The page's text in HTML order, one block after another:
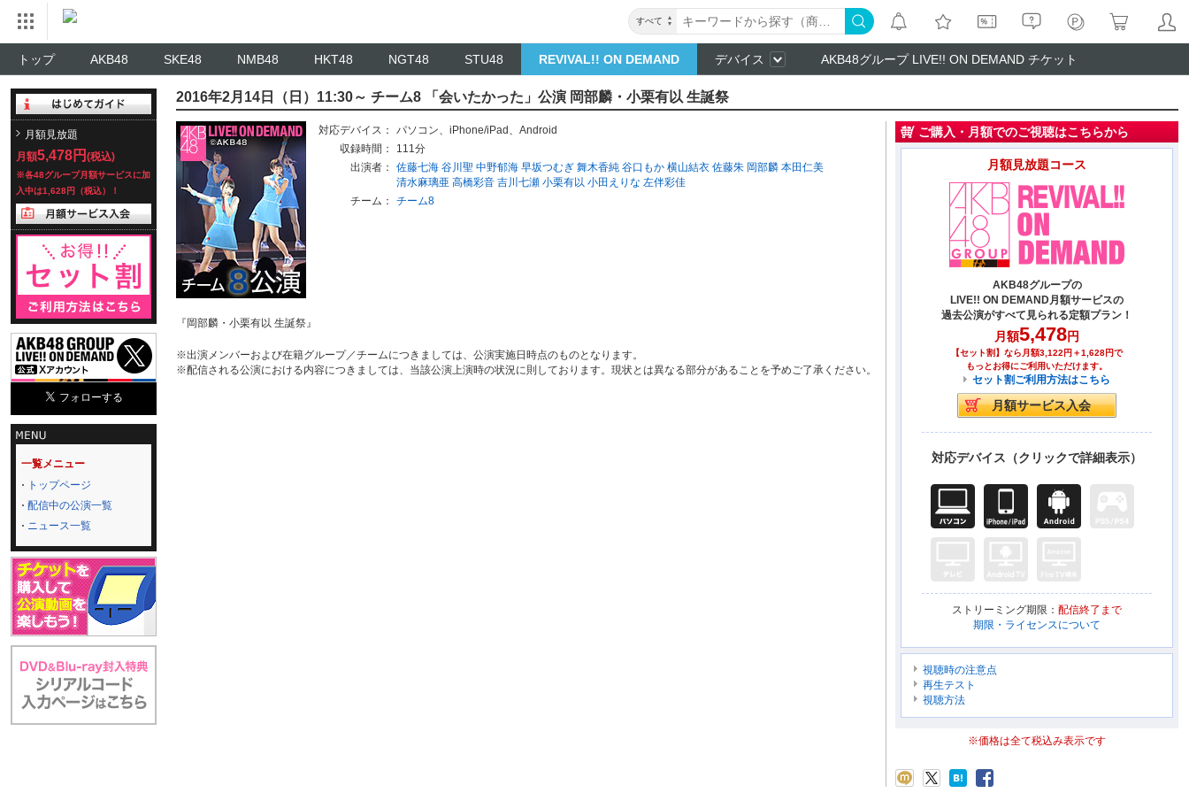
すべて
トップ AKB48 SKE48 NMB48 HKT48 NGT48 STU48 REVIVAL!! ON DEMAND デバイス AKB48グループ LIVE!! ON DEMAND チケット
月額見放題
月額5,478円 (税込)
※各48グループ月額サービスに加
入中は1,628円（税込）！
一覧メニュー
トップページ
配信中の公演一覧
ニュース一覧
2016年2月14日（日）11:30～ チーム8 「会いたかった」公演 岡部麟・小栗有以 生誕祭
対応デバイス： パソコン、 iPhone/iPad 、 Android
収録時間：
111分
出演者：
佐藤七海 谷川聖 中野郁海 早坂つむぎ 舞木香純 谷口もか 横山結衣 佐藤朱 岡部麟 本田仁美
清水麻璃亜 高橋彩音 吉川七瀬 小栗有以 小田えりな 左伴彩佳
チーム：
チーム8
『岡部麟・小栗有以 生誕祭』
※出演メンバーおよび在籍グループ／チームにつきましては、公演実施日時点のものとなります。
※配信される公演における内容につきましては、当該公演上演時の状況に則しております。現状とは異なる部分があることを予めご了承ください。
ご購入・月額でのご視聴はこちらから
月額見放題コース
AKB48グループの
LIVE!! ON DEMAND月額サービスの
過去公演がすべて見られる定額プラン！
月額5,478円
【セット割】なら月額3,122円＋1,628円で
もっとお得にご利用いただけます。
セット割ご利用方法はこちら
対応デバイス（クリックで詳細表示）
ストリーミング期限： 配信終了まで
期限・ライセンスについて
視聴時の注意点
再生テスト
視聴方法
※価格は全て税込み表示です